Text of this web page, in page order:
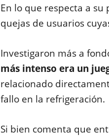
En lo que respecta a su
quejas de usuarios
Investigaron más a
más intenso era un
relacionado
fallo en la refrigeración.
Si bien comenta que